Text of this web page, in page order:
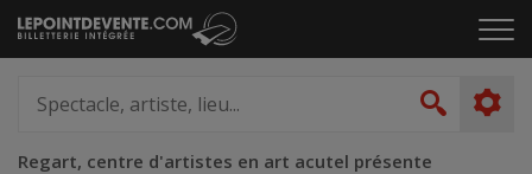
Passer
au
le
artiste,
lieu...
Regart, centre d'artistes en art acutel présente